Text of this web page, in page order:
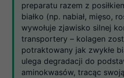
preparatu razem z
białko (np. nabiał, mięso,
wywołuje zjawisko silnej
transportery – kolagen
potraktowany jak zwykłe
ulega degradacji do
aminokwasów, tracąc